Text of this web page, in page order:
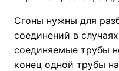
Сгоны нужны для
соединений в
соединяемые трубы
конец одной трубы